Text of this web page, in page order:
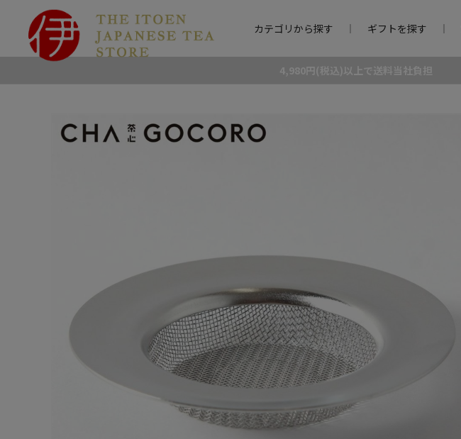
カテゴリから探す ギフトを探す
4,980円(税込)以上で送料当社負担